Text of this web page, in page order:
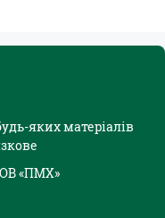
яких матеріалів
«ПМХ»